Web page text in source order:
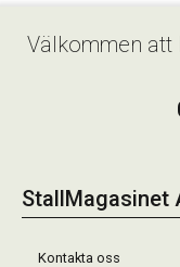
Välkommen att
StallMagasinet
Kontakta oss